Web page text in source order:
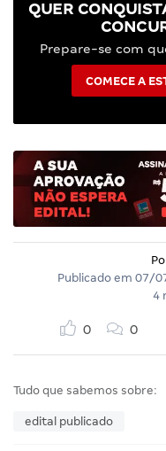
QUER
Prepare-se com
COMECE A
Publicado em 07/
4
0 0
Tudo que sabemos sobre:
edital publicado